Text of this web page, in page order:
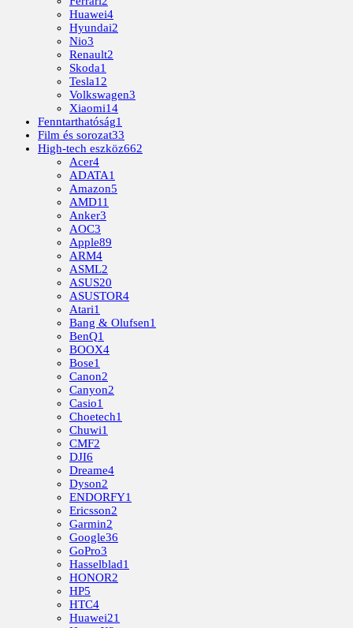
Huawei4
Hyundai2
Nio3
Renault2
Skoda1
Tesla12
Volkswagen3
Xiaomi14
Fenntarthatóság1
Film és sorozat33
High-tech eszköz662
Acer4
ADATA1
Amazon5
AMD11
Anker3
AOC3
Apple89
ARM4
ASML2
ASUS20
ASUSTOR4
Atari1
Bang & Olufsen1
BenQ1
BOOX4
Bose1
Canon2
Canyon2
Casio1
Choetech1
Chuwi1
CMF2
DJI6
Dreame4
Dyson2
ENDORFY1
Ericsson2
Garmin2
Google36
GoPro3
Hasselblad1
HONOR2
HP5
HTC4
Huawei21